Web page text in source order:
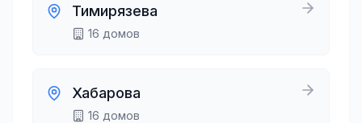
Тимирязева
16 домов
Хабарова
16 домов